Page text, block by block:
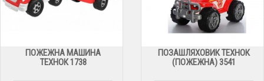
ПОЖЕЖНА МАШИНА
ТЕХНОК 1738
ПОЗАШЛЯХОВИК ТЕХНОК
(ПОЖЕЖНА) 3541